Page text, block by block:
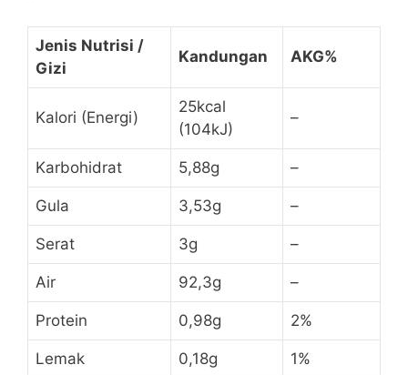
Jenis Nutrisi /
Gizi
Kandungan AKG%
Kalori (Energi)
25kcal
(104kJ)
–
Karbohidrat 5,88g –
Gula 3,53g –
Serat 3g –
Air 92,3g –
Protein 0,98g 2%
Lemak 0,18g 1%